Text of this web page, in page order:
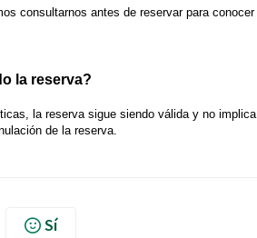
consultarnos antes de reservar para conocer
la reserva?
la reserva sigue siendo válida y no implica
de la reserva.
Sí